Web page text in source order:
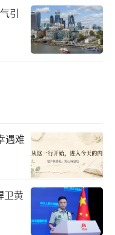
引
遇难
卫黄